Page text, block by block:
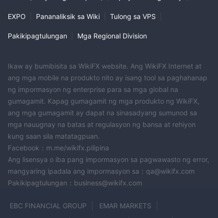
broker na may limitadong impormasyon sa website
kliyente (cmi) at isang network ng mga pandaigdigang
kliyente ay maaaring walang parehong antas ng proteksyon
ng website ay walang transparency sa mga lugar tulad ng
impormasyon ng account, mga gastos sa pangangalakal, at
mga proseso ng pagdedeposito/pag-withdraw. nag-aalok ang
broker ng metatrader 4 at 5 bilang mga platform ng kalakalan,
ngunit walang impormasyon sa leverage ng kalakalan.
bukod pa rito, FxWinning ay walang seksyon ng edukasyon, na
maaaring maging isang disbentaha para sa mga mangangalakal
na naghahanap upang mapabuti ang kanilang mga kasanayan.
maraming wika, available lang ito 24/5. sa pangkalahatan,
EXPO Pananaliksik sa Wiki Tulong sa VPS
Pakikipagtulungan Mga Regional Division
Ikaw ay bumibisita sa WikiFX website. Ang WikiFX Internet at
ang mga mobile na produkto nito ay isang tool sa paghahanap
ng impormasyon ng enterprise para sa mga global na
gumagamit. Kapag gumagamit ng mga produkto ng WikiFX,
ang mga gumagamit ay dapat na sinasadyang sumunod sa
mga nauugnay na batas at regulasyon ng bansa at rehiyon
kung saan sila matatagpuan.
Facebook：m.me/wikifx.pilipina
Ang lisensya o iba pang impormasyon sa pagwawasto ng error,
mangyaring ipadala ang impormasyon sa：qa@wikifx.com
Pakikipagtulungan：business@wikifx.com
EBC FINANCIAL GROUP
EMAR MARKETS